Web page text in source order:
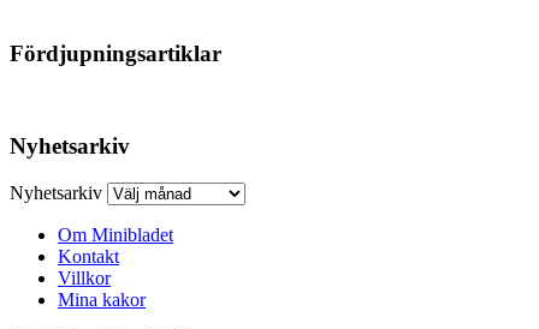
Fördjupningsartiklar
Nyhetsarkiv
Nyhetsarkiv
Om Minibladet
Kontakt
Villkor
Mina kakor